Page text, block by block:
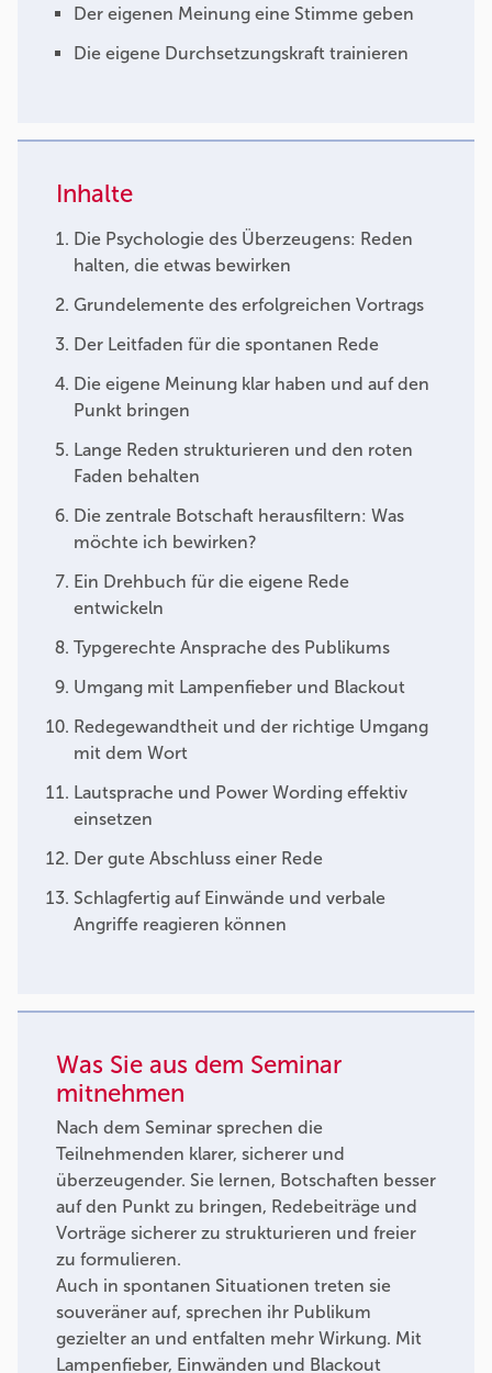
Der eigenen Meinung eine Stimme geben
Die eigene Durchsetzungskraft trainieren
Inhalte
Die Psychologie des Überzeugens: Reden
halten, die etwas bewirken
Grundelemente des erfolgreichen Vortrags
Der Leitfaden für die spontanen Rede
Die eigene Meinung klar haben und auf den
Punkt bringen
Lange Reden strukturieren und den roten
Faden behalten
Die zentrale Botschaft herausfiltern: Was
möchte ich bewirken?
Ein Drehbuch für die eigene Rede
entwickeln
Typgerechte Ansprache des Publikums
Umgang mit Lampenfieber und Blackout
Redegewandtheit und der richtige Umgang
mit dem Wort
Lautsprache und Power Wording effektiv
einsetzen
Der gute Abschluss einer Rede
Schlagfertig auf Einwände und verbale
Angriffe reagieren können
Was Sie aus dem Seminar
mitnehmen
Nach dem Seminar sprechen die
Teilnehmenden klarer, sicherer und
überzeugender. Sie lernen, Botschaften besser
auf den Punkt zu bringen, Redebeiträge und
Vorträge sicherer zu strukturieren und freier
zu formulieren.
Auch in spontanen Situationen treten sie
souveräner auf, sprechen ihr Publikum
gezielter an und entfalten mehr Wirkung. Mit
Lampenfieber, Einwänden und Blackout